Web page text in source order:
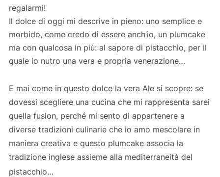
regalarmi!
Il dolce di oggi mi descrive in pieno: uno semplice e
morbido, come credo di essere anch’io, un plumcake
ma con qualcosa in più: al sapore di pistacchio, per il
quale io nutro una vera e propria venerazione…
E mai come in questo dolce la vera Ale si scopre: se
dovessi scegliere una cucina che mi rappresenta sarei
quella fusion, perché mi sento di appartenere a
diverse tradizioni culinarie che io amo mescolare in
maniera creativa e questo plumcake associa la
tradizione inglese assieme alla mediterraneità del
pistacchio…